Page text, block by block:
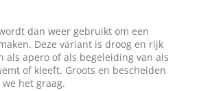
dan weer gebruikt om een
Deze variant is droog en rijk
als apero of als begeleiding van als
of kleeft. Groots en bescheiden
het graag.